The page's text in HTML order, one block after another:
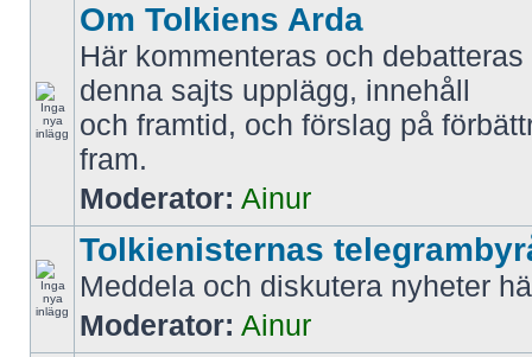
Om Tolkiens Arda
Här kommenteras och
denna sajts upplägg, innehåll
och framtid, och förslag på
fram.
Moderator: Ainur
Tolkienisternas
Meddela och diskutera nyheter
Moderator: Ainur